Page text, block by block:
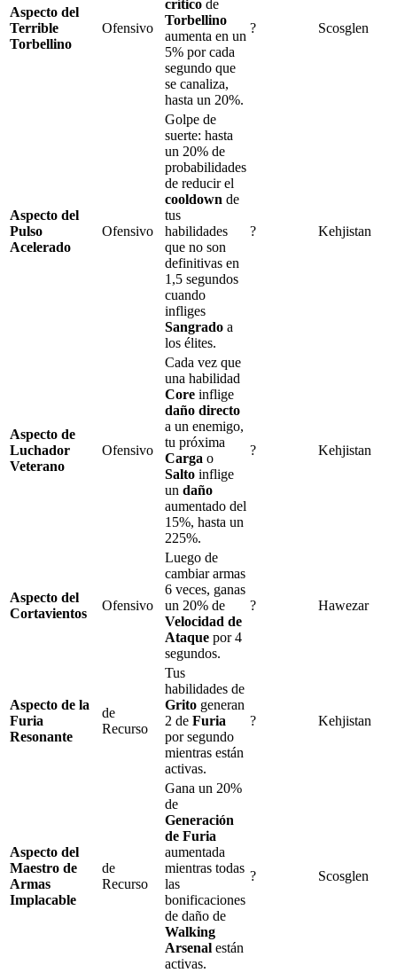
Aspecto del
Terrible
Torbellino
Ofensivo
crítico de
Torbellino
aumenta en un
5% por cada
segundo que
se canaliza,
hasta un 20%.
? Scosglen
Aspecto del
Pulso
Acelerado
Ofensivo
Golpe de
suerte: hasta
un 20% de
probabilidades
de reducir el
cooldown de
tus
habilidades
que no son
definitivas en
1,5 segundos
cuando
infliges
Sangrado a
los élites.
? Kehjistan
Aspecto de
Luchador
Veterano
Ofensivo
Cada vez que
una habilidad
Core inflige
daño directo
a un enemigo,
tu próxima
Carga o
Salto inflige
un daño
aumentado del
15%, hasta un
225%.
? Kehjistan
Aspecto del
Cortavientos
Ofensivo
Luego de
cambiar armas
6 veces, ganas
un 20% de
Velocidad de
Ataque por4
segundos.
? Hawezar
Aspecto de la
Furia
Resonante
de
Recurso
Tus
habilidades de
Grito generan
2 de Furia
por segundo
mientras están
activas.
? Kehjistan
Aspecto del
Maestro de
Armas
Implacable
de
Recurso
Gana un 20%
de
Generación
de Furia
aumentada
mientras todas
las
bonificaciones
de daño de
Walking
Arsenal están
activas.
? Scosglen